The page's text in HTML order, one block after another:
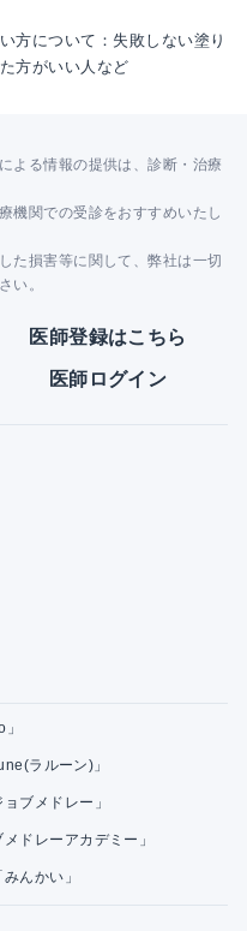
方について：失敗しない塗り
方がいい人など
よる情報の提供は、診断・治療
機関での受診をおすすめいたし
た損害等に関して、弊社は一切
い。
医師登録はこちら
医師ログイン
ラルーン)」
ブメドレー」
ドレーアカデミー」
んかい」